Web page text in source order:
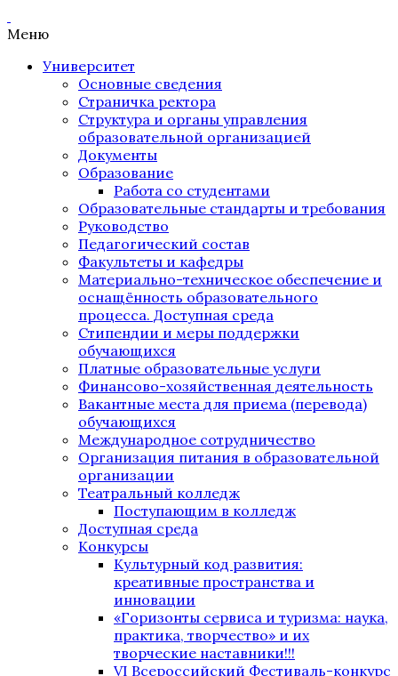
Меню
Университет
Основные сведения
Страничка ректора
Структура и органы управления
образовательной организацией
Документы
Образование
Работа со студентами
Образовательные стандарты и требования
Руководство
Педагогический состав
Факультеты и кафедры
Материально-техническое обеспечение и
оснащённость образовательного
процесса. Доступная среда
Стипендии и меры поддержки
обучающихся
Платные образовательные услуги
Финансово-хозяйственная деятельность
Вакантные места для приема (перевода)
обучающихся
Международное сотрудничество
Организация питания в образовательной
организации
Театральный колледж
Поступающим в колледж
Доступная среда
Конкурсы
Культурный код развития:
креативные пространства и
инновации
«Горизонты сервиса и туризма: наука,
практика, творчество» и их
творческие наставники!!!
VI Всероссийский Фестиваль-конкурс